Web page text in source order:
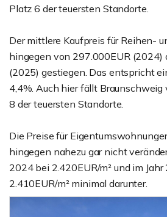
Platz 6 der teuersten Standorte.
Der mittlere Kaufpreis für Reihen-
hingegen von 297.000EUR (2024)
(2025) gestiegen. Das entspricht
4,4%. Auch hier fällt
8 der teuersten Standorte.
Die Preise für
hingegen nahezu gar nicht
2024 bei 2.420EUR/m² und im
2.410EUR/m² minimal darunter.